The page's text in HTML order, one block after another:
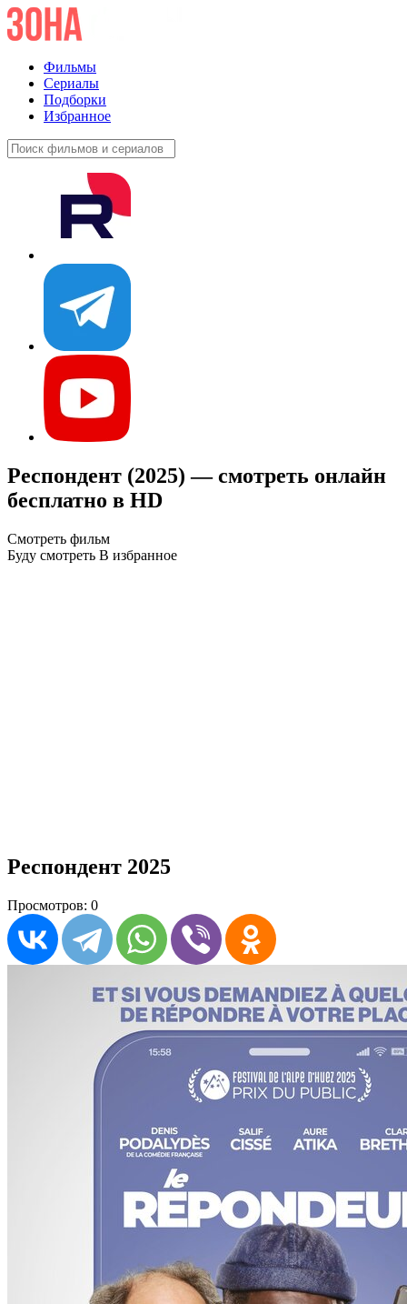
Фильмы
Сериалы
Подборки
Избранное
Респондент (2025) — смотреть онлайн
бесплатно в HD
Смотреть фильм
Буду смотреть В избранное
Респондент 2025
Просмотров: 0